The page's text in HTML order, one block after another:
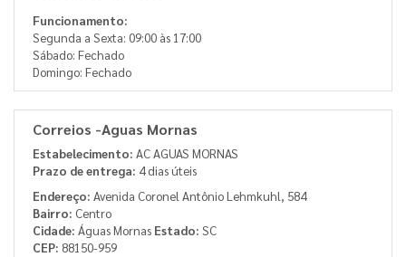
Funcionamento:
Segunda a Sexta: 09:00 às 17:00
Sábado: Fechado
Domingo: Fechado
Correios -Aguas Mornas
Estabelecimento: AC AGUAS MORNAS
Prazo de entrega: 4 dias úteis
Endereço: Avenida Coronel Antônio Lehmkuhl, 584
Bairro: Centro
Cidade: Águas Mornas Estado: SC
CEP: 88150-959